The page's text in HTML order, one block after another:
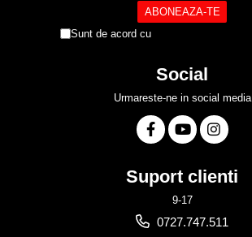
Sunt de acord cu
Social
Urmareste-ne in social media
Suport clienti
9-17
0727.747.511